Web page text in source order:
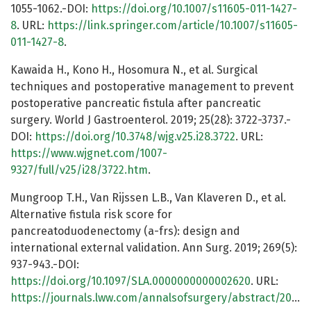
1055-1062.-DOI: https://doi.org/10.1007/s11605-011-1427-
8. URL: https://link.springer.com/article/10.1007/s11605-
011-1427-8.
Kawaida H., Kono H., Hosomura N., et al. Surgical
techniques and postoperative management to prevent
postoperative pancreatic fistula after pancreatic
surgery. World J Gastroenterol. 2019; 25(28): 3722-3737.-
DOI: https://doi.org/10.3748/wjg.v25.i28.3722. URL:
https://www.wjgnet.com/1007-
9327/full/v25/i28/3722.htm.
Mungroop T.H., Van Rijssen L.B., Van Klaveren D., et al.
Alternative fistula risk score for
pancreatoduodenectomy (a-frs): design and
international external validation. Ann Surg. 2019; 269(5):
937-943.-DOI:
https://doi.org/10.1097/SLA.0000000000002620. URL:
https://journals.lww.com/annalsofsurgery/abstract/2019/05000/alternative_fistula_risk_score_for.24.aspx